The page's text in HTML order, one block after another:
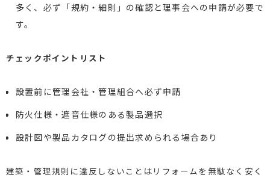
多く、必ず「規約・細則」の確認と理事会への申請が必要で
す。
チェックポイントリスト
設置前に管理会社・管理組合へ必ず申請
防火仕様・遮音仕様のある製品選択
設計図や製品カタログの提出求められる場合あり
建築・管理規則に違反しないことはリフォームを無駄なく安く